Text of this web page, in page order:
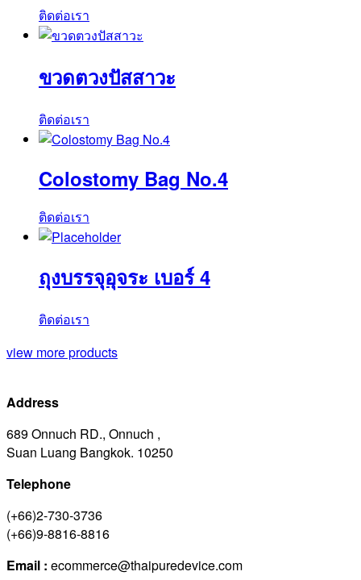
ติดต่อเรา
ขวดตวงปัสสาวะ
ติดต่อเรา
Colostomy Bag No.4
ติดต่อเรา
ถุงบรรจุอุจระ เบอร์ 4
ติดต่อเรา
view more products
Address
689 Onnuch RD., Onnuch ,
Suan Luang Bangkok. 10250
Telephone
(+66)2-730-3736
(+66)9-8816-8816
Email : ecommerce@thaipuredevice.com